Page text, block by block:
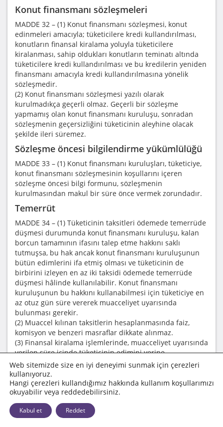
Konut finansmanı sözleşmeleri
MADDE 32 – (1) Konut finansmanı sözleşmesi, konut
edinmeleri amacıyla; tüketicilere kredi kullandırılması,
konutların finansal kiralama yoluyla tüketicilere
kiralanması, sahip oldukları konutların teminatı altında
tüketicilere kredi kullandırılması ve bu kredilerin yeniden
finansmanı amacıyla kredi kullandırılmasına yönelik
sözleşmedir.
(2) Konut finansmanı sözleşmesi yazılı olarak
kurulmadıkça geçerli olmaz. Geçerli bir sözleşme
yapmamış olan konut finansmanı kuruluşu, sonradan
sözleşmenin geçersizliğini tüketicinin aleyhine olacak
şekilde ileri süremez.
Sözleşme öncesi bilgilendirme yükümlülüğü
MADDE 33 – (1) Konut finansmanı kuruluşları, tüketiciye,
konut finansmanı sözleşmesinin koşullarını içeren
sözleşme öncesi bilgi formunu, sözleşmenin
kurulmasından makul bir süre önce vermek zorundadır.
Temerrüt
MADDE 34 – (1) Tüketicinin taksitleri ödemede temerrüde
düşmesi durumunda konut finansmanı kuruluşu, kalan
borcun tamamının ifasını talep etme hakkını saklı
tutmuşsa, bu hak ancak konut finansmanı kuruluşunun
bütün edimlerini ifa etmiş olması ve tüketicinin de
birbirini izleyen en az iki taksidi ödemede temerrüde
düşmesi hâlinde kullanılabilir. Konut finansmanı
kuruluşunun bu hakkını kullanabilmesi için tüketiciye en
az otuz gün süre vererek muacceliyet uyarısında
bulunması gerekir.
(2) Muaccel kılınan taksitlerin hesaplanmasında faiz,
komisyon ve benzeri masraflar dikkate alınmaz.
(3) Finansal kiralama işlemlerinde, muacceliyet uyarısında
verilen süre içinde tüketicinin edimini yerine
getirmemesi hâlinde, bu sürenin sona ermesini takiben
konut finansmanı kuruluşu kalan borcun tamamını ifa
etme hakkını kullanmak üzere konut finansmanı
sözleşmesini feshettiği takdirde, konutu derhâl satışa
çıkarmakla yükümlüdür. Konut finansmanı kuruluşu satış
öncesinde konut için 6/12/2012 tarihli ve 6362 sayılı
Web sitemizde size en iyi deneyimi sunmak için çerezleri
kullanıyoruz.
Hangi çerezleri kullandığımız hakkında kullanım koşullarımızı
okuyabilir veya reddedebilirsiniz.
Kabul et Reddet